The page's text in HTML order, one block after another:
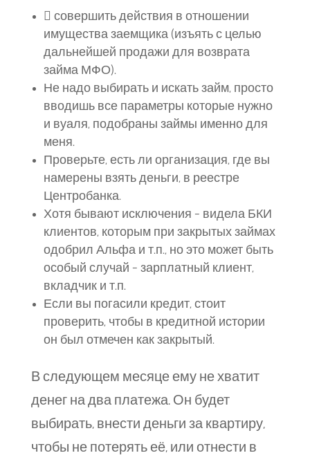
 совершить действия в отношении
имущества заемщика (изъять с целью
дальнейшей продажи для возврата
займа МФО).
Не надо выбирать и искать займ, просто
вводишь все параметры которые нужно
и вуаля, подобраны займы именно для
меня.
Проверьте, есть ли организация, где вы
намерены взять деньги, в реестре
Центробанка.
Хотя бывают исключения – видела БКИ
клиентов, которым при закрытых займах
одобрил Альфа и т.п., но это может быть
особый случай – зарплатный клиент,
вкладчик и т.п.
Если вы погасили кредит, стоит
проверить, чтобы в кредитной истории
он был отмечен как закрытый.
В следующем месяце ему не хватит
денег на два платежа. Он будет
выбирать, внести деньги за квартиру,
чтобы не потерять её, или отнести в